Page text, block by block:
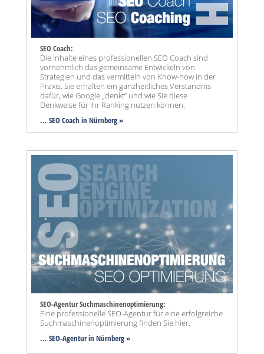
SEO Coach:
Die Inhalte eines professionellen SEO Coach sind
vornehmlich das gemeinsame Entwickeln von
Strategien und das vermitteln von Know-how in der
Praxis. Sie erhalten ein ganzheitliches Verständnis
dafür, wie Google „denkt“ und wie Sie diese
Denkweise für Ihr Ranking nutzen können.
... SEO Coach in Nürnberg »
SEO-Agentur Suchmaschinenoptimierung:
Eine professionelle SEO-Agentur für eine erfolgreiche
Suchmaschinenoptimierung finden Sie hier.
... SEO-Agenturin Nürnberg »